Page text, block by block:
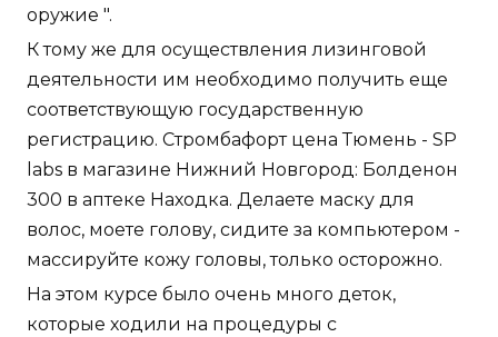
оружие ".
К тому же для осуществления лизинговой
деятельности им необходимо получить еще
соответствующую государственную
регистрацию. Стромбафорт цена Тюмень - SP
labs в магазине Нижний Новгород: Болденон
300 в аптеке Находка. Делаете маску для
волос, моете голову, сидите за компьютером -
массируйте кожу головы, только осторожно.
На этом курсе было очень много деток,
которые ходили на процедуры с